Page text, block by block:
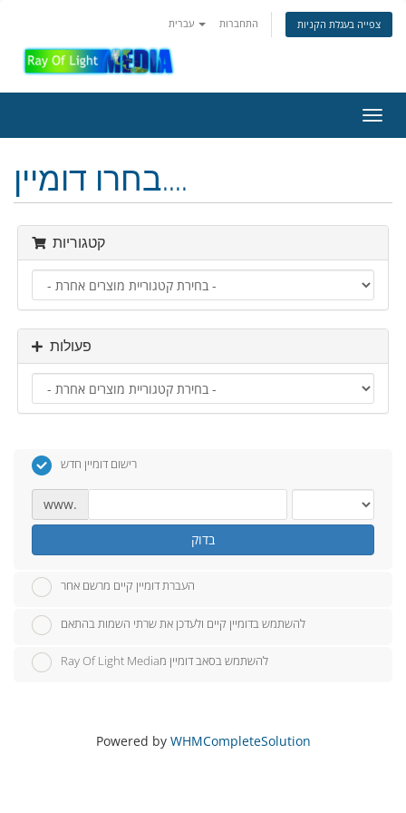
התחברות צפייה בעגלת הקניות
ניווט
בחרו דומיין....
קטגוריות
פעולות
רישום דומיין חדש
www.
בדוק
העברת דומיין קיים מרשם אחר
להשתמש בדומיין קיים ולעדכן את שרתי השמות בהתאם
Ray Of Light Mediaלהשתמש בסאב דומיין מ
Powered by WHMCompleteSolution